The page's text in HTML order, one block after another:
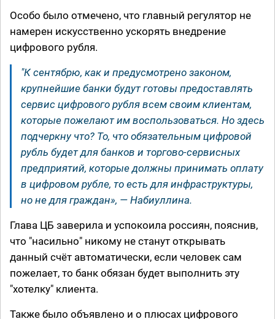
Особо было отмечено, что главный регулятор не
намерен искусственно ускорять внедрение
цифрового рубля.
"К сентябрю, как и предусмотрено законом,
крупнейшие банки будут готовы предоставлять
сервис цифрового рубля всем своим клиентам,
которые пожелают им воспользоваться. Но здесь
подчеркну что? То, что обязательным цифровой
рубль будет для банков и торгово-сервисных
предприятий, которые должны принимать оплату
в цифровом рубле, то есть для инфраструктуры,
но не для граждан», — Набиуллина.
Глава ЦБ заверила и успокоила россиян, пояснив,
что "насильно" никому не станут открывать
данный счёт автоматически, если человек сам
пожелает, то банк обязан будет выполнить эту
"хотелку" клиента.
Также было объявлено и о плюсах цифрового